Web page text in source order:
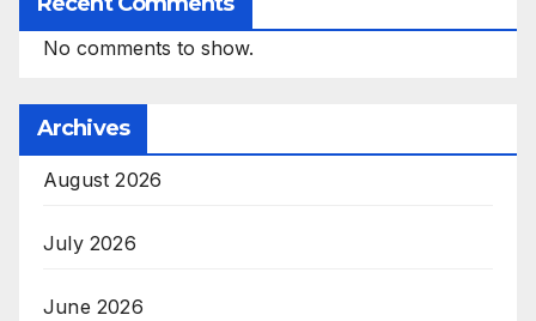
No comments to show.
Archives
August 2026
July 2026
June 2026